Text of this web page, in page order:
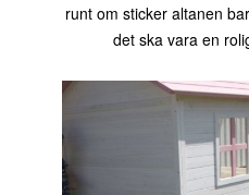
runt om sticker altanen
det ska vara en